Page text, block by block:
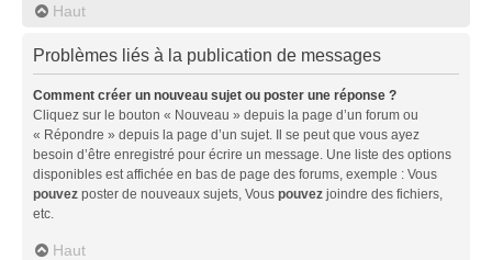
Haut
Problèmes liés à la publication de messages
Comment créer un nouveau sujet ou poster une réponse ?
Cliquez sur le bouton « Nouveau » depuis la page d’un forum ou
« Répondre » depuis la page d’un sujet. Il se peut que vous ayez
besoin d’être enregistré pour écrire un message. Une liste des options
disponibles est affichée en bas de page des forums, exemple : Vous
pouvez poster de nouveaux sujets, Vous pouvez joindre des fichiers,
etc.
Haut